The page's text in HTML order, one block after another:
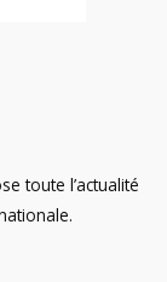
toute l’actualité